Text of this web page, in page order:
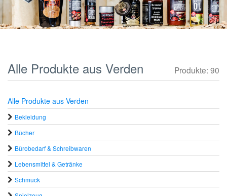
Produkte: 90
Alle Produkte aus Verden
Alle Produkte aus Verden
Bekleidung
Bücher
Bürobedarf & Schreibwaren
Lebensmittel & Getränke
Schmuck